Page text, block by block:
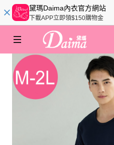
黛瑪Daima內衣官方網站
下載APP立即領$150購物金